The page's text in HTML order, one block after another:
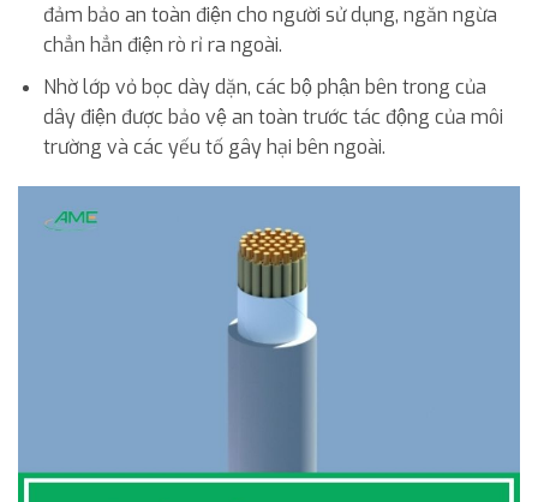
đảm bảo an toàn điện cho người sử dụng, ngăn ngừa
chẳn hẳn điện rò rỉ ra ngoài.
Nhờ lớp vỏ bọc dày dặn, các bộ phận bên trong của
dây điện được bảo vệ an toàn trước tác động của môi
trường và các yếu tố gây hại bên ngoài.